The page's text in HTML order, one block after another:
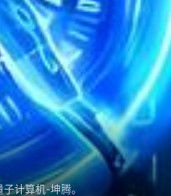
计算机-坤腾。